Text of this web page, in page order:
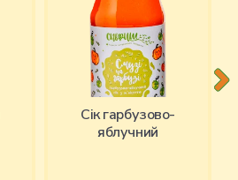
Ciк гарбузово-
яблучний